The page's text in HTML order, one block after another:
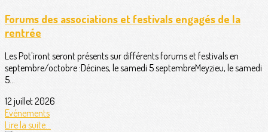
Forums des associations et festivals engagés de la
rentrée
Les Pot'iront seront présents sur différents forums et festivals en
septembre/octobre :Décines, le samedi 5 septembreMeyzieu, le samedi
5...
12 juillet 2026
Evénements
Lire la suite...